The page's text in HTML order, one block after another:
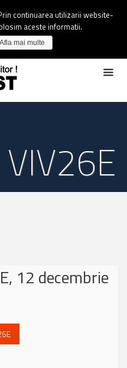
12 decembrie
continuarea utilizarii website-
aceste informatii.
Afla mai multe